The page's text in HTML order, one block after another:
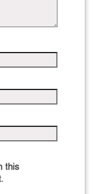
this